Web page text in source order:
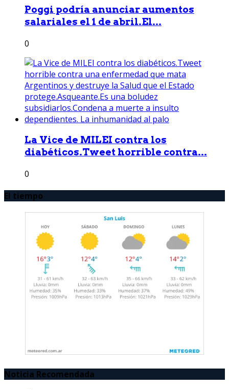
Poggi podría anunciar aumentos
salariales el 1 de abril.El...
0
La Vice de MILEI contra los
diabéticos.Tweet horrible contra...
0
El tiempo
Noticia Recomendada